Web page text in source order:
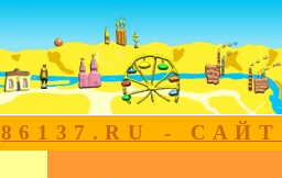
86137.RU -